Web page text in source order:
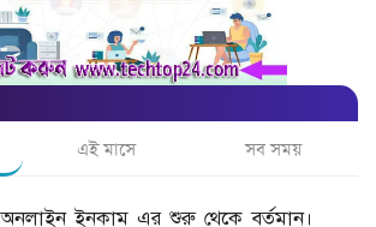
এই মাসে সব সময়
অনলাইন ইনকাম এর শুরু থেকে বর্তমান।